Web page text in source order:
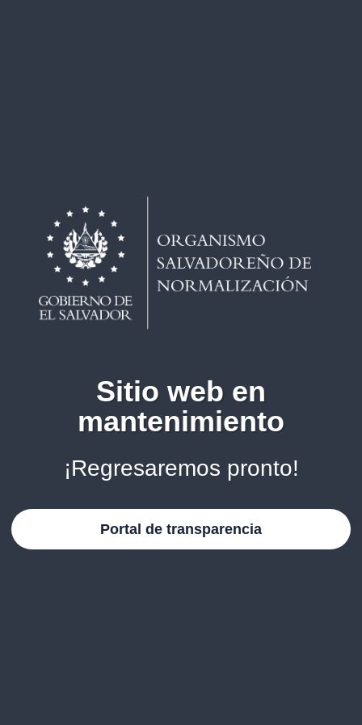
Sitio web en
mantenimiento
¡Regresaremos pronto!
Portal de transparencia